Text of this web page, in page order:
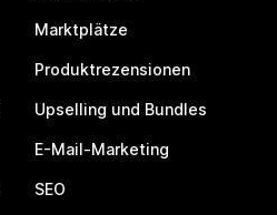
Marktplätze
Produktrezensionen
Upselling und Bundles
E-Mail-Marketing
SEO